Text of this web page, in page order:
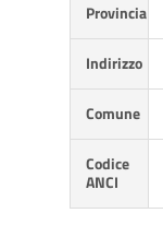
Provincia
Indirizzo
Comune
Codice
ANCI